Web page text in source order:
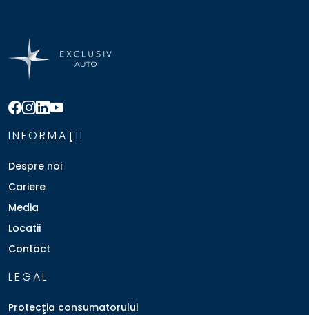
INFORMAŢII
Despre noi
Cariere
Media
Locatii
Contact
LEGAL
Protecţia consumatorului